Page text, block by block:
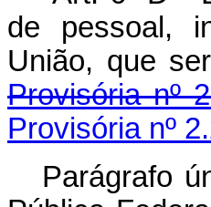
de pessoal,
União,
Provisória nº
Provisória nº
Parágrafo